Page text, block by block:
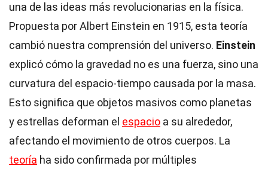
una de las ideas más revolucionarias en la física.
Propuesta por Albert Einstein en 1915, esta teoría
cambió nuestra comprensión del universo. Einstein
explicó cómo la gravedad no es una fuerza, sino una
curvatura del espacio-tiempo causada por la masa.
Esto significa que objetos masivos como planetas
y estrellas deforman el espacio a su alrededor,
afectando el movimiento de otros cuerpos. La
teoría ha sido confirmada por múltiples